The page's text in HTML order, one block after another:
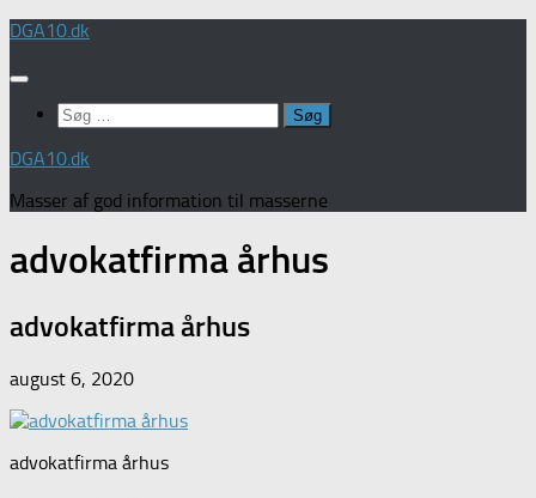
Skip
content
DGA10.dk
Søg
efter:
DGA10.dk
Masser af god information til masserne
advokatfirma århus
advokatfirma århus
august 6, 2020
advokatfirma århus